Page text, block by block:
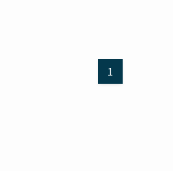
1